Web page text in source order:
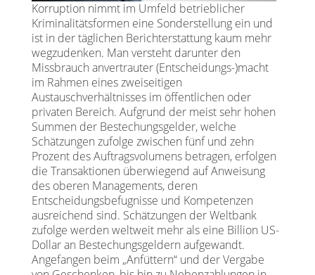
Korruption nimmt im Umfeld betrieblicher
Kriminalitätsformen eine Sonderstellung ein und
ist in der täglichen Berichterstattung kaum mehr
wegzudenken. Man versteht darunter den
Missbrauch anvertrauter (Entscheidungs-)macht
im Rahmen eines zweiseitigen
Austauschverhältnisses im öffentlichen oder
privaten Bereich. Aufgrund der meist sehr hohen
Summen der Bestechungsgelder, welche
Schätzungen zufolge zwischen fünf und zehn
Prozent des Auftragsvolumens betragen, erfolgen
die Transaktionen überwiegend auf Anweisung
des oberen Managements, deren
Entscheidungsbefugnisse und Kompetenzen
ausreichend sind. Schätzungen der Weltbank
zufolge werden weltweit mehr als eine Billion US-
Dollar an Bestechungsgeldern aufgewandt.
Angefangen beim „Anfüttern“ und der Vergabe